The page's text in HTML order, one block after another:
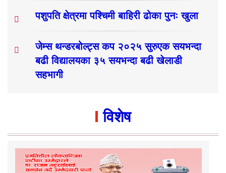
पशुपति क्षेत्रमा पश्चिमी बाहिरी ढोका पुनः खुला
जेम्स थन्डरबोल्ट्स कप २०२५ सुरुएक सयभन्दा
बढी विद्यालयका ३५ सयभन्दा बढी खेलाडी
सहभागी
विशेष